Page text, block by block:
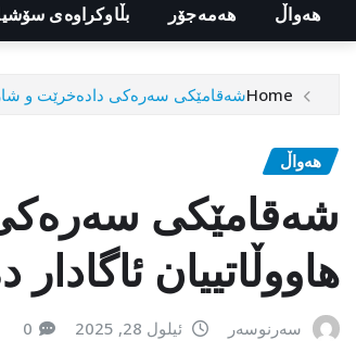
هەواڵ هەمەجۆر بڵاوکراوەی
Homeشەقامێکی سەرەکی دادەخرێت و
هەواڵ
شەقامێکی
هاووڵاتییان ئاگادار
سەرنوسەر ئیلول 28, 2025 0